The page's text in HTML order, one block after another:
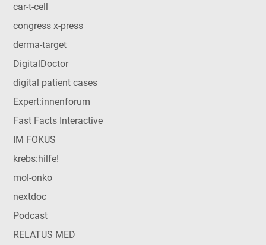
car-t-cell
congress x-press
derma-target
DigitalDoctor
digital patient cases
Expert:innenforum
Fast Facts Interactive
IM FOKUS
krebs:hilfe!
mol-onko
nextdoc
Podcast
RELATUS MED